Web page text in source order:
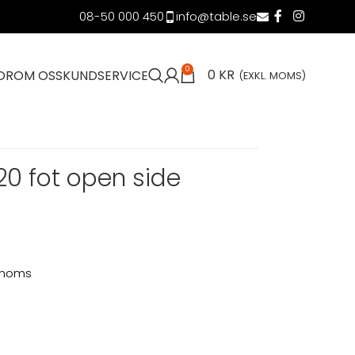
08-50 000 450 info@table.se
OM OSSKUNDSERVICE 0 0 KR (EXKL. MOMS)
fot open side